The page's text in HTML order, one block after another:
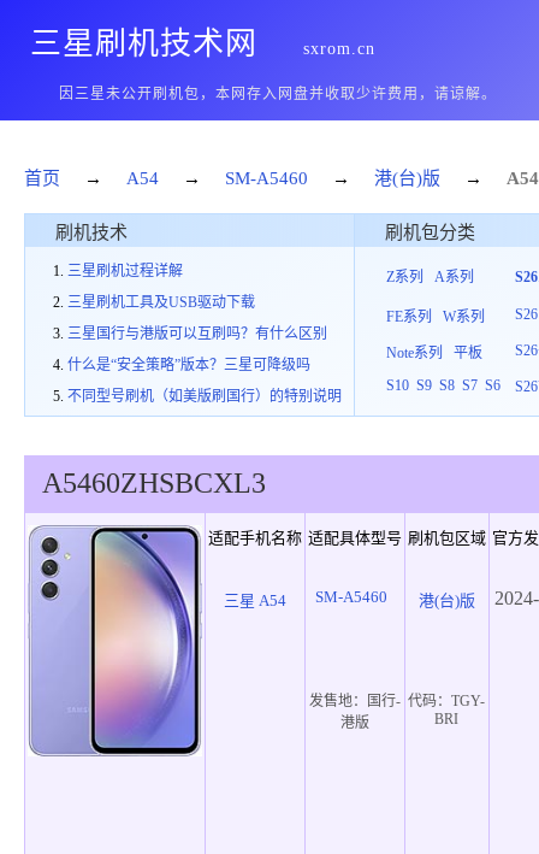
三星刷机技术网 sxrom.cn
因三星未公开刷机包，本网存入网盘并收取少许费用，请谅解。
首页 → A54 → SM-A5460 → 港(台)版 →
刷机技术
三星刷机过程详解
三星刷机工具及USB驱动下载
三星国行与港版可以互刷吗？有什么区别
什么是“安全策略”版本？三星可降级吗
不同型号刷机（如美版刷国行）的特别说明
刷机包分类
Z系列 A系列
FE系列 W系列
Note系列
平板
S10 S9 S8 S7 S6
S26
A5460ZHSBCXL3
适配手机名称 适配具体型号 刷机包区域 官方
三星 A54 SM-A5460 港(台)版
发售地：
国行-
港版
代码：TGY-
BRI